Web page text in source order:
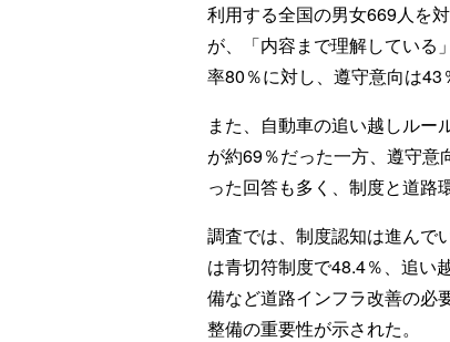
利用する全国の男女669人を
が、「内容まで理解している
率80％に対し、遵守意向は43
また、自動車の追い越しルー
が約69％だった一方、遵守
った回答も多く、制度と道路
調査では、制度認知は進んで
は青切符制度で48.4％、追い
備など道路インフラ改善の必
整備の重要性が示された。